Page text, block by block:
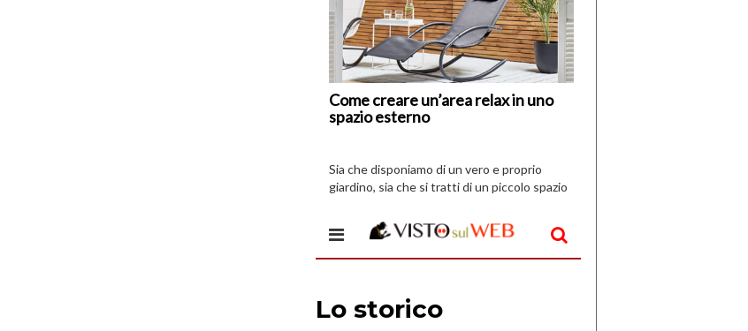
Come creare un’area relax in uno
spazio esterno
Vespri
Sia che disponiamo di un vero e proprio
giardino, sia che si tratti di un piccolo spazio